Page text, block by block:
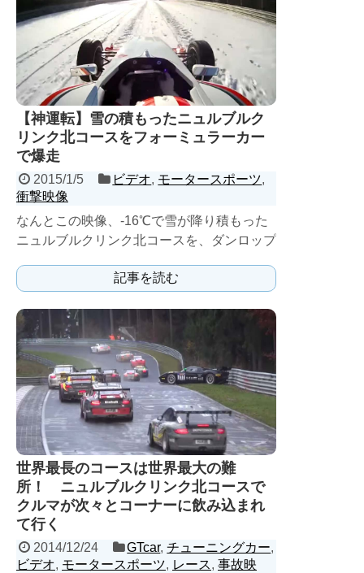
【神運転】雪の積もったニュルブルク
リンク北コースをフォーミュラーカー
で爆走
2015/1/5 ビデオ, モータースポーツ,
衝撃映像
なんとこの映像、-16℃で雪が降り積もった
ニュルブルクリンク北コースを、ダンロップ
ラカーで走り抜ける...記事を読む
世界最長のコースは世界最大の難
所！ ニュルブルクリンク北コースで
クルマが次々とコーナーに飲み込まれ
て行く
2014/12/24 GTcar,チューニングカー,
ビデオ, モータースポーツ, レース, 事故映